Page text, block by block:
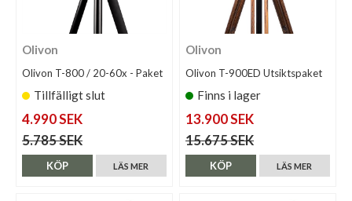
Olivon
Olivon T-800 / 20-60x - Paket
Tillfälligt slut
4.990 SEK
5.785 SEK
LÄS MER
KÖP
Olivon
Olivon T-900ED Utsiktspaket
Finns i lager
13.900 SEK
15.675 SEK
LÄS MER
KÖP